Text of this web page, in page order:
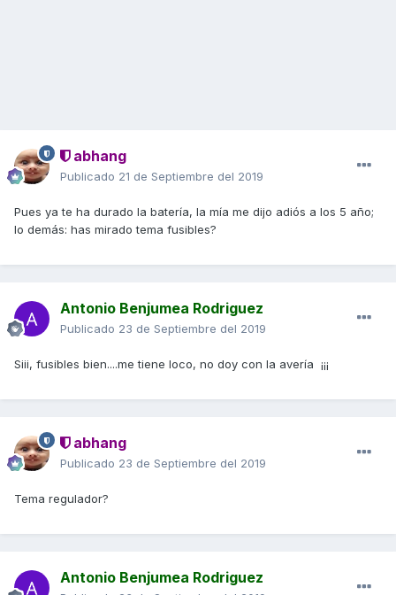
abhang
Publicado 21 de Septiembre del 2019
Pues ya te ha durado la batería, la mía me dijo adiós a los 5 año;
lo demás: has mirado tema fusibles?
Antonio Benjumea Rodriguez
Publicado 23 de Septiembre del 2019
Siii, fusibles bien....me tiene loco, no doy con la avería ¡¡¡
abhang
Publicado 23 de Septiembre del 2019
Tema regulador?
Antonio Benjumea Rodriguez